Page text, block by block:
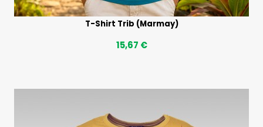
T-Shirt Trib (Marmay)
15,67 €